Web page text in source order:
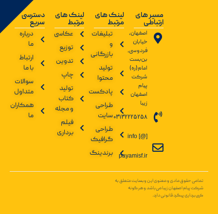
مسیر های
ارتباطی
اصفهان،
خیابان
فردوسی،
بن‌بست
امام(ره)
شرکت
پیام
اصفهان
زیبا
03132225258
info [@]
payamisf.ir
لینک های
مرتبط
تبلیغات
و
بازرگانی
تولید
محتوا
پادکست
طراحی
سایت
طراحی
گرافیک
برندینگ
لینک های
مرتبط
عکاسی
توزیع
تدوین
چاپ
تولید
کتاب
و مجله
فیلم
برداری
دسترسی
سریع
درباره
ما
ارتباط
با ما
سوالات
متداول
همکاران
ما
تمامی حقوق مادی و معنوی این وبسایت متعلق به
شرکت پیام اصفهان زیبا می‌باشد و هر گونه
کپی‌برداری پیگرد قانونی دارد.